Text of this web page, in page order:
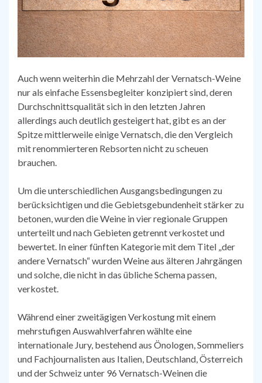
Auch wenn weiterhin die Mehrzahl der Vernatsch-Weine
nur als einfache Essensbegleiter konzipiert sind, deren
Durchschnittsqualität sich in den letzten Jahren
allerdings auch deutlich gesteigert hat, gibt es an der
Spitze mittlerweile einige Vernatsch, die den Vergleich
mit renommierteren Rebsorten nicht zu scheuen
brauchen.
Um die unterschiedlichen Ausgangsbedingungen zu
berücksichtigen und die Gebietsgebundenheit stärker zu
betonen, wurden die Weine in vier regionale Gruppen
unterteilt und nach Gebieten getrennt verkostet und
bewertet. In einer fünften Kategorie mit dem Titel „der
andere Vernatsch“ wurden Weine aus älteren Jahrgängen
und solche, die nicht in das übliche Schema passen,
verkostet.
Während einer zweitägigen Verkostung mit einem
mehrstufigen Auswahlverfahren wählte eine
internationale Jury, bestehend aus Önologen, Sommeliers
und Fachjournalisten aus Italien, Deutschland, Österreich
und der Schweiz unter 96 Vernatsch-Weinen die